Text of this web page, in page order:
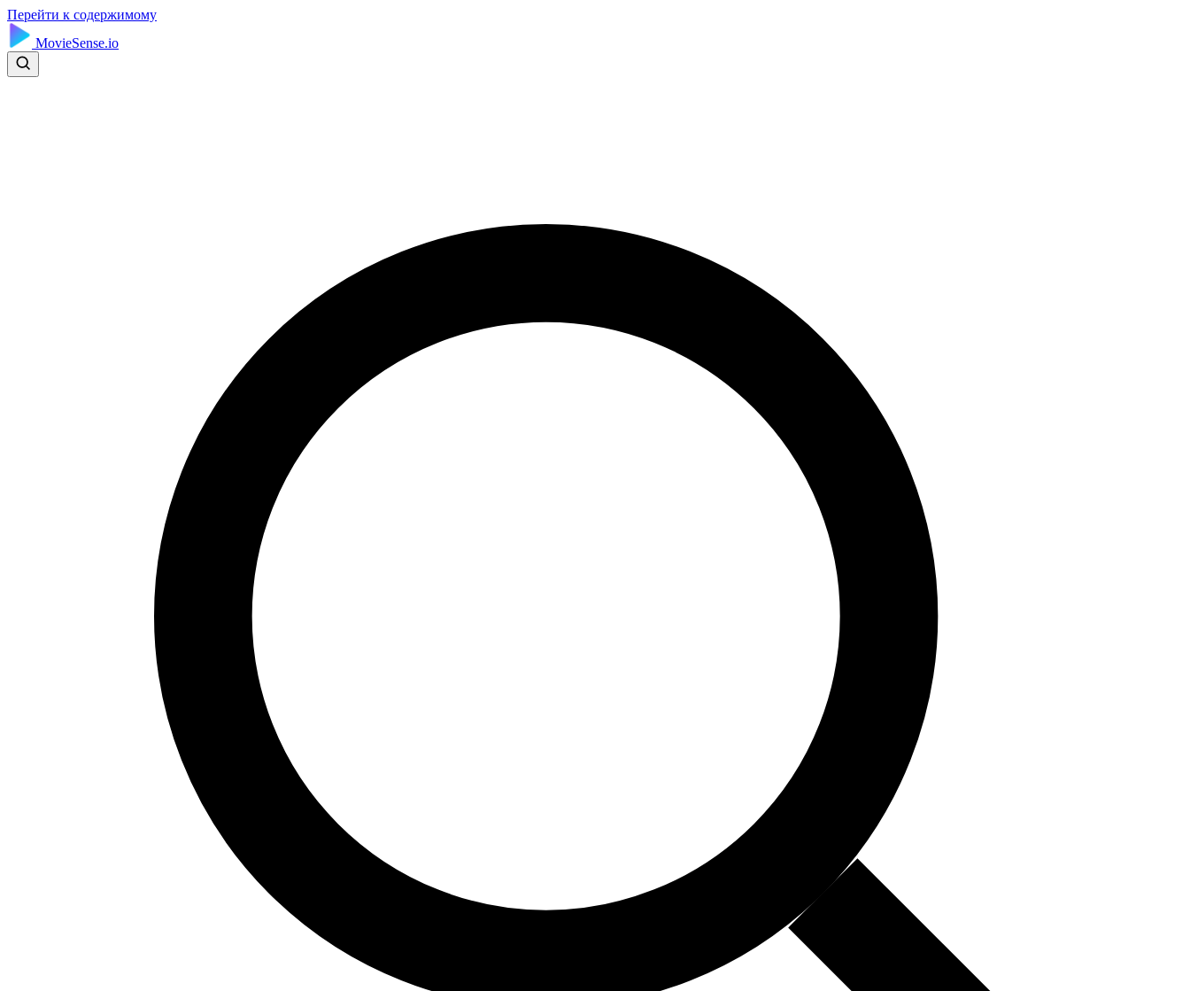
Перейти к содержимому
MovieSense.io